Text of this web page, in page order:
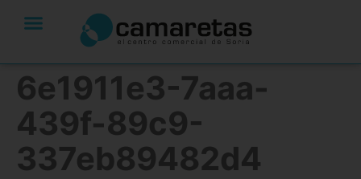
6e1911e3-7aaa-
439f-89c9-
337eb89482d4